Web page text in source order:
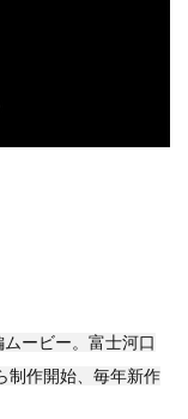
ービー。富士河口
制作開始、毎年新作